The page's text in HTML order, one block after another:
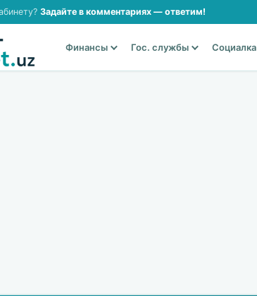
Задайте в комментариях — ответим!
Финансы Гос. службы Социалка